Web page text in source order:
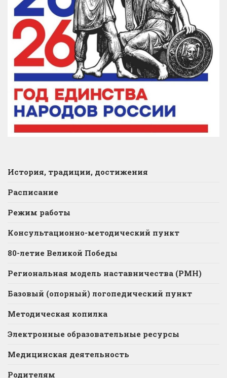
История, традиции, достижения
Расписание
Режим работы
Консультационно-методический пункт
80-летие Великой Победы
Региональная модель наставничества (РМН)
Базовый (опорный) логопедический пункт
Методическая копилка
Электронные образовательные ресурсы
Медицинская деятельность
Родителям